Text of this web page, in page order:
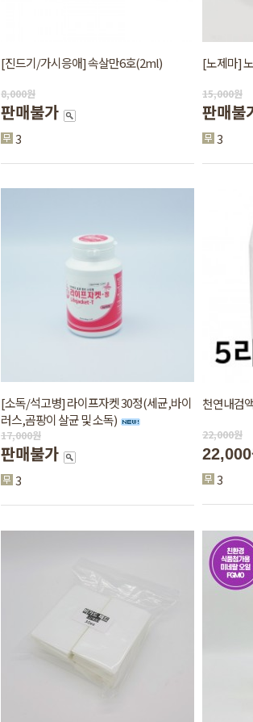
[진드기/가시응애] 속살만6호(2ml)
8,000원
판매불가
3
[노제마]
15,000원
판매불
3
[소독/석고병] 라이프자켓 30정(세균,바이
러스,곰팡이 살균 및 소독)
17,000원
판매불가
3
천연내검
22,000원
22,000
3